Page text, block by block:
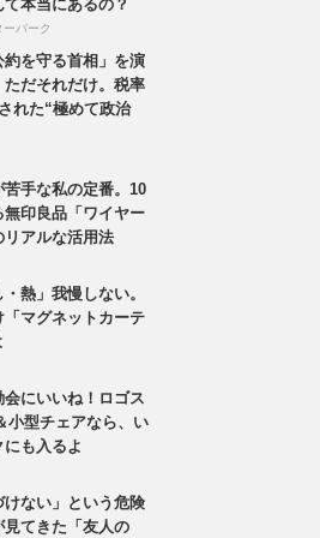
本当にあるの？
パーク
を守る首相」を演
ただそれだけ。税率
れた“極めて政治
苦手な私の定番。10
印良品「ワイヤー
アルな活用法
熱」我慢しない。
「マグネットカーテ
にいいね！ロゴス
小型チェアなら、い
も入るよ
ない」という危険
見てきた「友人の